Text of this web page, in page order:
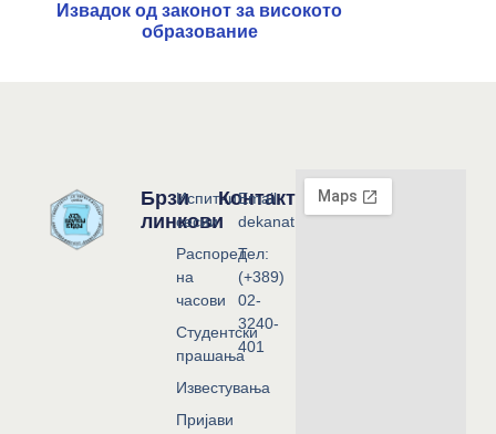
Извадок од законот за високото
образование
Брзи
линкови
Испитни
сесии
Распоред
на
часови
Студентски
прашања
Известувања
Пријави
Контакт
Email:
dekanat@flf.ukim.edu.mk
Тел:
(+389)
02-
3240-
401